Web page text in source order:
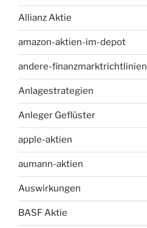
Allianz Aktie
amazon-aktien-im-depot
andere-finanzmarktrichtlinien
Anlagestrategien
Anleger Geflüster
apple-aktien
aumann-aktien
Auswirkungen
BASF Aktie